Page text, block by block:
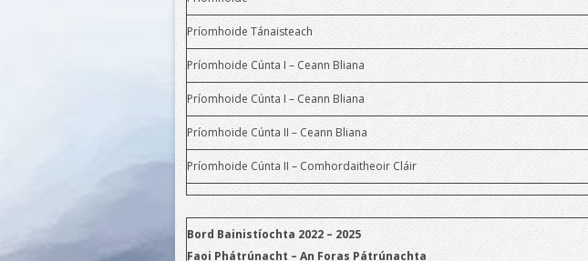
Féin-Mheastóireacht
Scoile
Fís agus
Aidhmeanna
Forbairt Phearsanta
Leabhar Liostaí
Misean agus Éiteas
Foghlaim Dhigiteach
Gradam Scoileanna
Digiteacha
Oiliúint Microsoft
Príomhoide Tánaisteach
Príomhoide Cúnta I – Ceann Bliana
Príomhoide Cúnta I – Ceann Bliana
Príomhoide Cúnta II – Ceann Bliana
Príomhoide Cúnta II – Comhordaitheoir Cláir
Bord Bainistíochta 2022 – 2025
Faoi Phátrúnacht – An Foras Pátrúnachta